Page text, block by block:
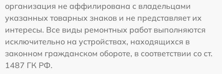
организация не аффилирована с владельцами
указанных товарных знаков и не представляет их
интересы. Все виды ремонтных работ выполняются
исключительно на устройствах, находящихся в
законном гражданском обороте, в соответствии со ст.
1487 ГК РФ.